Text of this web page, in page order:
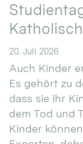
20. Juli 2026
Auch Kinder
Es gehört zu
dass sie ihr
dem Tod und
Kinder